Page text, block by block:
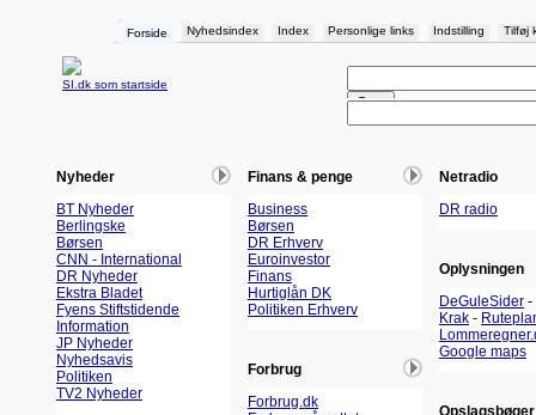
Forside Nyhedsindex Index Personlige links Indstilling Tilføj
SI.dk som startside
Nyheder
BT Nyheder
Berlingske
Børsen
CNN - International
DR Nyheder
Ekstra Bladet
Fyens Stiftstidende
Information
JP Nyheder
Nyhedsavis
Politiken
TV2 Nyheder
Finans & penge
Business
Børsen
DR Erhverv
Euroinvestor
Finans
Hurtiglån DK
Politiken Erhverv
Forbrug
Forbrug.dk
Netradio
DR radio
Oplysningen
DeGuleSider -
Krak -
Google maps
Opslagsbøger